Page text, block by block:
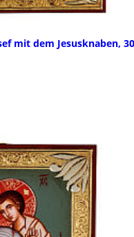
mit dem Jesusknaben,